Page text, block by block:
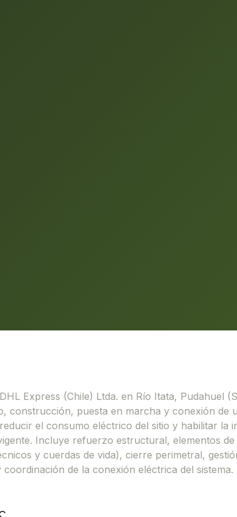
Express (Chile) Ltda. en Río Itata, Pudahuel
construcción, puesta en marcha y conexión de
el consumo eléctrico del sitio y habilitar la
Incluye refuerzo estructural, elementos de
y cuerdas de vida), cierre perimetral,
de la conexión eléctrica del sistema.